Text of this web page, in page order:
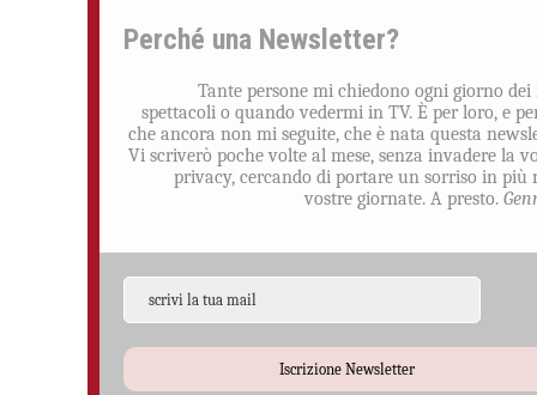
Perché una Newsletter?
Tante persone mi chiedono ogni giorno dei
spettacoli o quando vedermi in TV. È per loro, e
che ancora non mi seguite, che è nata questa
Vi scriverò poche volte al mese, senza invadere la
privacy, cercando di portare un sorriso in più
vostre giornate. A presto.
Iscrizione Newsletter